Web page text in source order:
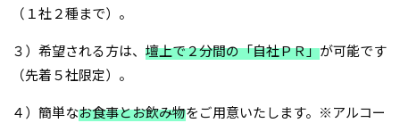
（１社２種まで）。
３）希望される方は、壇上で２分間の「自社ＰＲ」が可能です
（先着５社限定）。
４）簡単なお食事とお飲み物をご用意いたします。※アルコー